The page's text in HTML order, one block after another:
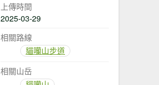
上傳時間
2025-03-29
相關路線
貓囒山步道
相關山岳